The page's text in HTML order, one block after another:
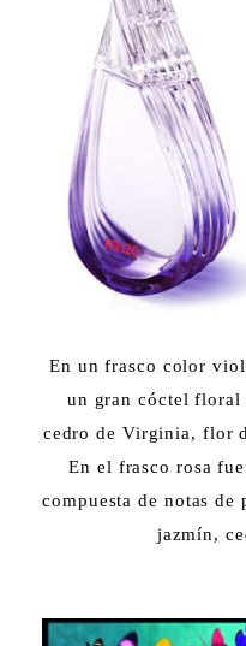
En un frasco color
un gran cóctel floral
cedro de Virginia, flor
En el frasco rosa
compuesta de notas
jazmín,